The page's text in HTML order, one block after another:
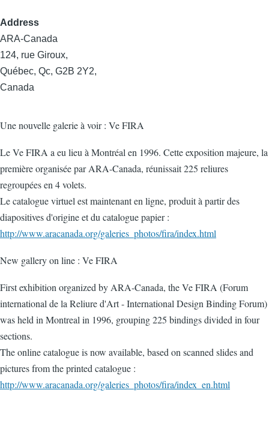
Address
ARA-Canada
124, rue Giroux,
Québec, Qc, G2B 2Y2,
Canada
Une nouvelle galerie à voir : Ve FIRA
Le Ve FIRA a eu lieu à Montréal en 1996. Cette exposition majeure, la
première organisée par ARA-Canada, réunissait 225 reliures
regroupées en 4 volets.
Le catalogue virtuel est maintenant en ligne, produit à partir des
diapositives d'origine et du catalogue papier :
http://www.aracanada.org/galeries_photos/fira/index.html
New gallery on line : Ve FIRA
First exhibition organized by ARA-Canada, the Ve FIRA (Forum
international de la Reliure d'Art - International Design Binding Forum)
was held in Montreal in 1996, grouping 225 bindings divided in four
sections.
The online catalogue is now available, based on scanned slides and
pictures from the printed catalogue :
http://www.aracanada.org/galeries_photos/fira/index_en.html